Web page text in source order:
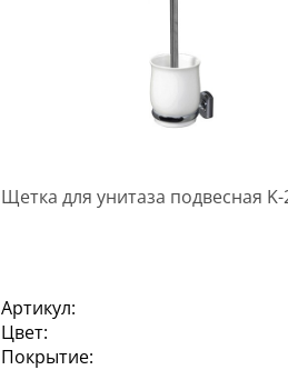
Щетка для унитаза подвесная
Артикул:
Цвет:
Покрытие: